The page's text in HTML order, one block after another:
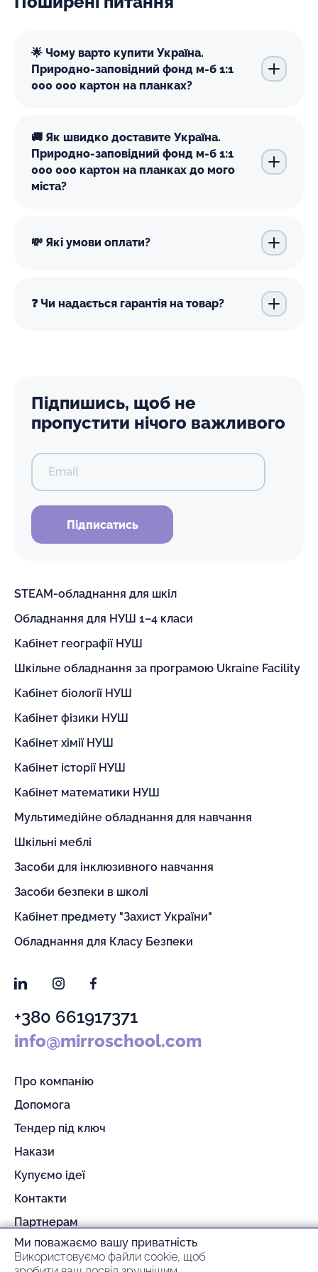
🌟 Чому варто купити Україна.
Природно-заповідний фонд м-б 1:1
000 000 картон на планках?
🚚 Як швидко доставите Україна.
Природно-заповідний фонд м-б 1:1
000 000 картон на планках до мого
міста?
💸 Які умови оплати?
❓ Чи надається гарантія на товар?
Підпишись, щоб не
пропустити нічого важливого
Email
Підписатись
STEAM-обладнання для шкіл
Обладнання для НУШ 1–4 класи
Кабінет географії НУШ
Шкільне обладнання за програмою Ukraine Facility
Кабінет біології НУШ
Кабінет фізики НУШ
Кабінет хімії НУШ
Кабінет історії НУШ
Кабінет математики НУШ
Мультимедійне обладнання для навчання
Шкільні меблі
Засоби для інклюзивного навчання
Засоби безпеки в школі
Кабінет предмету "Захист України"
Обладнання для Класу Безпеки
LinkedInInstagramFacebook
+380 661917371
info@mirroschool.com
Про компанію
Допомога
Тендер під ключ
Накази
Купуємо ідеї
Контакти
Партнерам
Гарантія та повернення
Оплата та доставка
Ми поважаємо вашу приватність
Використовуємо файли cookie, щоб